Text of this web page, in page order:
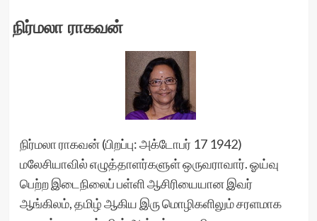
நிர்மலா ராகவன்
நிர்மலா ராகவன் (பிறப்பு: அக்டோபர் 17 1942)
மலேசியாவில் எழுத்தாளர்களுள் ஒருவராவார். ஓய்வு
பெற்ற இடைநிலைப் பள்ளி ஆசிரியையான இவர்
ஆங்கிலம், தமிழ் ஆகிய இரு மொழிகளிலும் சரளமாக